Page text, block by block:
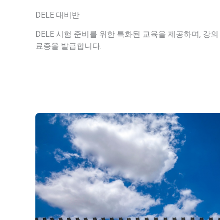
DELE 대비반
DELE 시험 준비를 위한 특화된 교육을 제공하며, 강
료증을 발급합니다.